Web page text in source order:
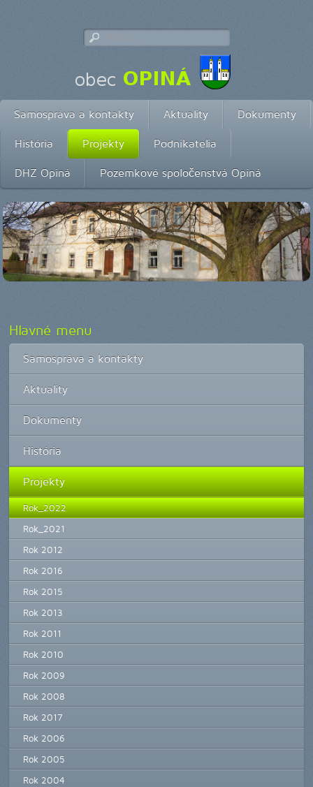
Samospráva a kontakty Aktuality Dokumenty
História Projekty Podnikatelia
DHZ Opiná Pozemkové spoločenstvá Opiná
Hlavné menu
Samospráva a kontakty
Aktuality
Dokumenty
História
Projekty
Rok_2022
Rok_2021
Rok 2012
Rok 2016
Rok 2015
Rok 2013
Rok 2011
Rok 2010
Rok 2009
Rok 2008
Rok 2017
Rok 2006
Rok 2005
Rok 2004